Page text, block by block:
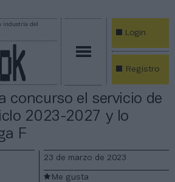
industria del
Login
Registro
concurso el servicio de
2023-2027 y lo
F
23 de marzo de 2023
Me gusta